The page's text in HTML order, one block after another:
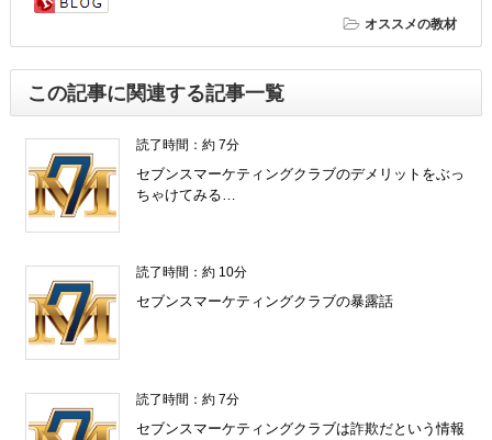
オススメの教材
この記事に関連する記事一覧
読了時間：約 7分
セブンスマーケティングクラブのデメリットをぶっ
ちゃけてみる…
読了時間：約 10分
セブンスマーケティングクラブの暴露話
読了時間：約 7分
セブンスマーケティングクラブは詐欺だという情報